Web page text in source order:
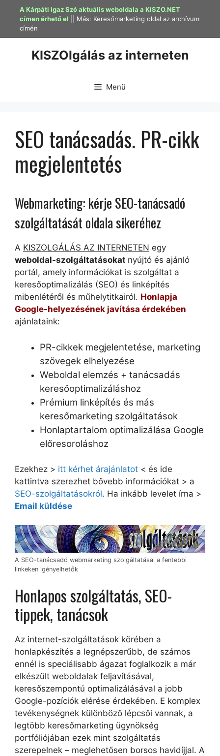
Kilépés
tartalomba
A Kárpáti Igaz Szó aktuális weboldala a KISZO.NET
címen érhető el || Más: Keresőmarketing oldal az archívum
címén
KISZOlgálás az interneten
Menü
SEO tanácsadás. PR-cikk
megjelentetés
Webmarketing: kérje SEO-tanácsadó
szolgáltatását oldala sikeréhez
A KISZOLGÁLÁS AZ INTERNETEN egy
weboldal-szolgáltatásokat nyújtó és ajánló
portál, amely információkat is szolgáltat a
keresőoptimalizálás (SEO) és linképítés
mibenlétéről és műhelytitkairól. Honlapja
Google-helyezésének javítása érdekében
ajánlataink:
PR-cikkek megjelentetése, marketing
szövegek elhelyezése
Weboldal elemzés + tanácsadás
keresőoptimalizáláshoz
Prémium linképítés és más
keresőmarketing szolgáltatások
Honlaptartalom optimalizálása Google
előresoroláshoz
Ezekhez > itt kérhet árajánlatot < és ide
kattintva szerezhet bővebb információkat > a
SEO-szolgáltatásokról. Ha inkább levelet írna >
Email küldése
A SEO-tanácsadó webmarketing szolgáltatásai a fentebbi
linkeken igényelhetők
Honlapos szolgáltatás, SEO-
tippek, tanácsok
Az internet-szolgáltatások körében a
honlapkészítés a legnépszerűbb, de számos
ennél is speciálisabb ágazat foglalkozik a már
elkészült weboldalak feljavításával,
keresőszempontú optimalizálásával a jobb
Google-pozíciók elérése érdekében. E komplex
tevékenységnek különböző lépcsői vannak, a
legtöbb keresőmarketing ügynökség
portfóliójában ezek mint szolgáltatás
szerepelnek – meglehetősen borsos havidíjjal. A